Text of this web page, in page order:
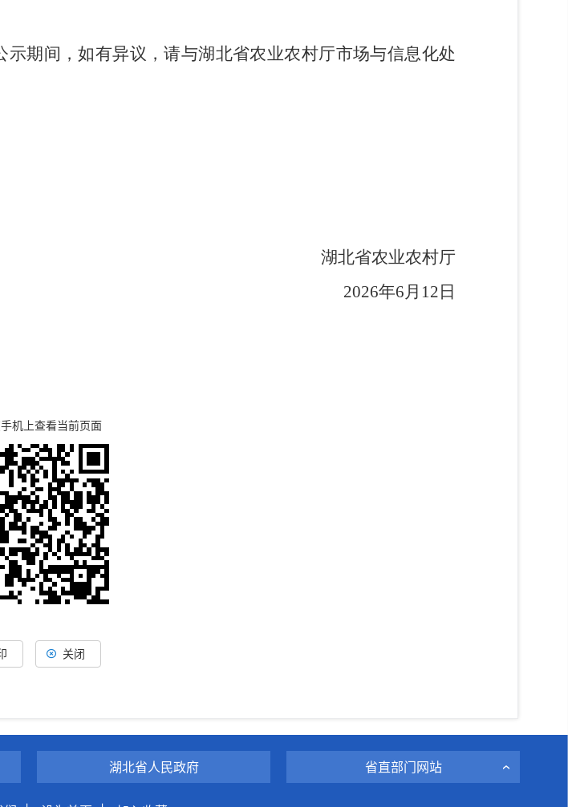
示期间，如有异议，请与湖北省农业农村厅市场与信息化处
湖北省农业农村厅
2026年6 月 12 日
机上查看当前页面
关闭
湖北省人民政府 省直部门网站